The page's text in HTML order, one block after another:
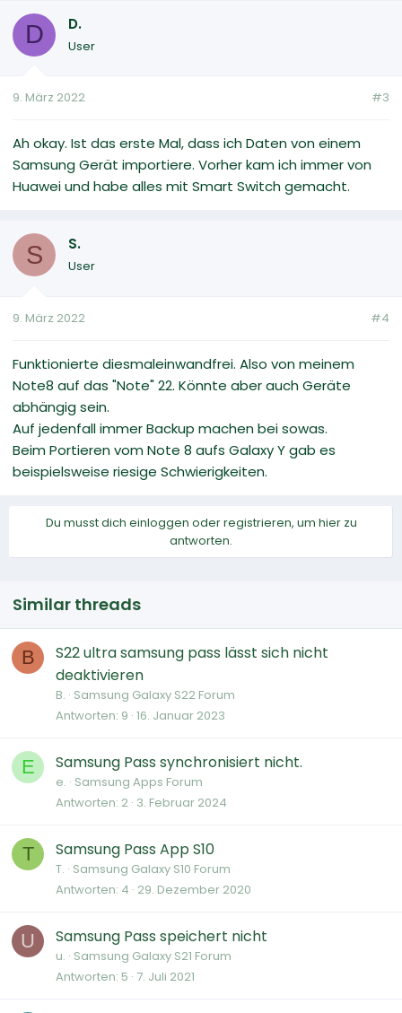
D D.
User
9. März 2022 #3
Ah okay. Ist das erste Mal, dass ich Daten von einem
Samsung Gerät importiere. Vorher kam ich immer von
Huawei und habe alles mit Smart Switch gemacht.
S S.
User
9. März 2022 #4
Funktionierte diesmaleinwandfrei. Also von meinem
Note8 auf das "Note" 22. Könnte aber auch Geräte
abhängig sein.
Auf jedenfall immer Backup machen bei sowas.
Beim Portieren vom Note 8 aufs Galaxy Y gab es
beispielsweise riesige Schwierigkeiten.
Du musst dich einloggen oder registrieren, um hier zu
antworten.
Similar threads
B
S22 ultra samsung pass lässt sich nicht
deaktivieren
B. Samsung Galaxy S22 Forum
Antworten 9 16. Januar 2023
E Samsung Pass synchronisiert nicht.
e. Samsung Apps Forum
Antworten 2 3. Februar 2024
T Samsung Pass App S10
T. Samsung Galaxy S10 Forum
Antworten 4 29. Dezember 2020
U Samsung Pass speichert nicht
u. Samsung Galaxy S21 Forum
Antworten 5 7. Juli 2021